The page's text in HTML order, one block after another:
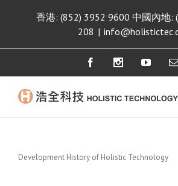
香港: (852) 3952 9600 中國內地:
208 |
FacebookInstagramYoutube
Development History of Holistic Technology